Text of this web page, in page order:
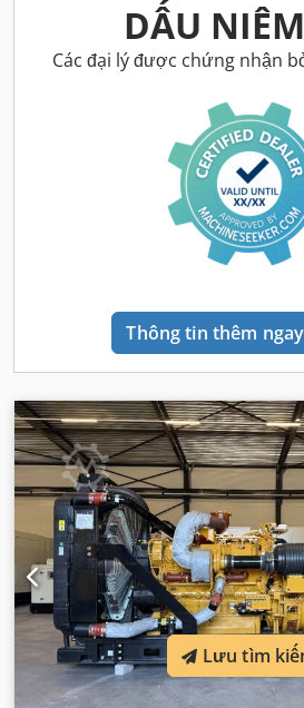
DẤU
Các đại lý được chứng nhận
Thông tin thêm
Lưu tìm